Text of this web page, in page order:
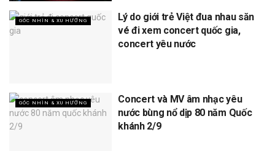
GÓC NHÌN & XU HƯỚNG
Lý do giới trẻ Việt đua nhau săn
vé đi xem concert quốc gia,
concert yêu nước
GÓC NHÌN & XU HƯỚNG
Concert và MV âm nhạc yêu
nước bùng nổ dịp 80 năm Quốc
khánh 2/9